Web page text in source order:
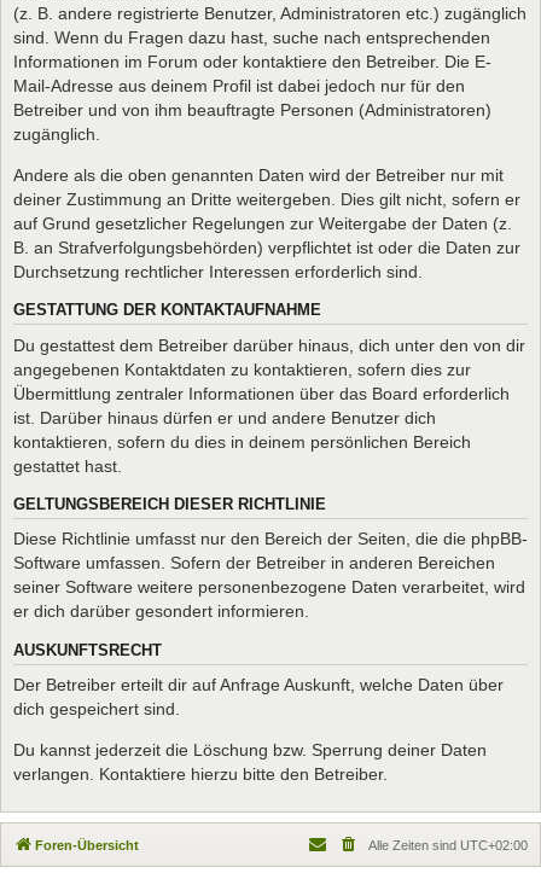
(z. B. andere registrierte Benutzer, Administratoren etc.) zugänglich
sind. Wenn du Fragen dazu hast, suche nach entsprechenden
Informationen im Forum oder kontaktiere den Betreiber. Die E-
Mail-Adresse aus deinem Profil ist dabei jedoch nur für den
Betreiber und von ihm beauftragte Personen (Administratoren)
zugänglich.
Andere als die oben genannten Daten wird der Betreiber nur mit
deiner Zustimmung an Dritte weitergeben. Dies gilt nicht, sofern er
auf Grund gesetzlicher Regelungen zur Weitergabe der Daten (z.
B. an Strafverfolgungsbehörden) verpflichtet ist oder die Daten zur
Durchsetzung rechtlicher Interessen erforderlich sind.
GESTATTUNG DER KONTAKTAUFNAHME
Du gestattest dem Betreiber darüber hinaus, dich unter den von dir
angegebenen Kontaktdaten zu kontaktieren, sofern dies zur
Übermittlung zentraler Informationen über das Board erforderlich
ist. Darüber hinaus dürfen er und andere Benutzer dich
kontaktieren, sofern du dies in deinem persönlichen Bereich
gestattet hast.
GELTUNGSBEREICH DIESER RICHTLINIE
Diese Richtlinie umfasst nur den Bereich der Seiten, die die phpBB-
Software umfassen. Sofern der Betreiber in anderen Bereichen
seiner Software weitere personenbezogene Daten verarbeitet, wird
er dich darüber gesondert informieren.
AUSKUNFTSRECHT
Der Betreiber erteilt dir auf Anfrage Auskunft, welche Daten über
dich gespeichert sind.
Du kannst jederzeit die Löschung bzw. Sperrung deiner Daten
verlangen. Kontaktiere hierzu bitte den Betreiber.
Foren-Übersicht Alle Zeiten sind UTC+02:00